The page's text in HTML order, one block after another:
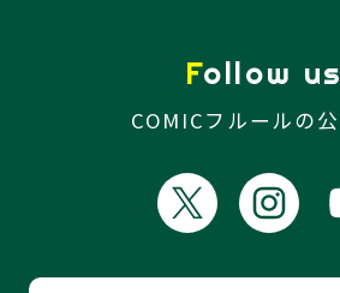
Follow
COMICフルールの